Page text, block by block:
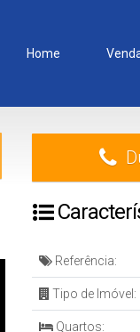
Home
Referência:
Tipo de Imóvel:
Quartos: